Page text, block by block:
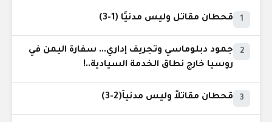
1 قحطان مقاتل وليس مدنيًا (1-3)
2
جمود دبلوماسي وتجريف إداري... سفارة اليمن في
روسيا خارج نطاق الخدمة السيادية..!
3 قحطان مقاتلاً وليس مدنياً(2-3)